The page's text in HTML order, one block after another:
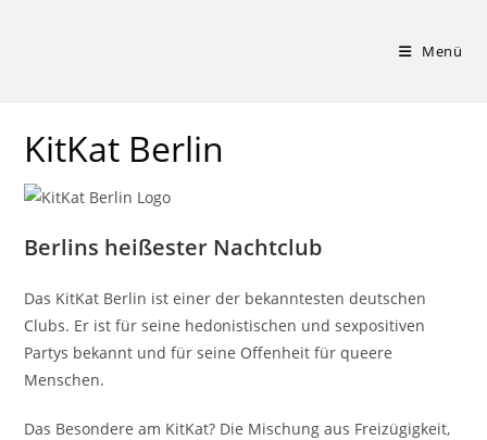
Menü
KitKat Berlin
Berlins heißester Nachtclub
Das KitKat Berlin ist einer der bekanntesten deutschen
Clubs. Er ist für seine hedonistischen und sexpositiven
Partys bekannt und für seine Offenheit für queere
Menschen.
Das Besondere am KitKat? Die Mischung aus Freizügigkeit,